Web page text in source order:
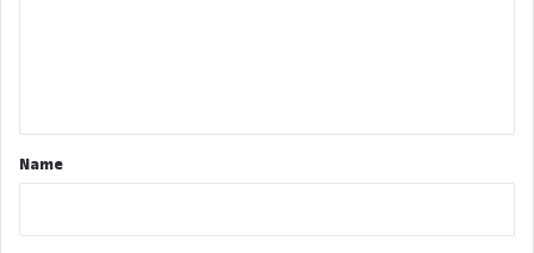
*Name